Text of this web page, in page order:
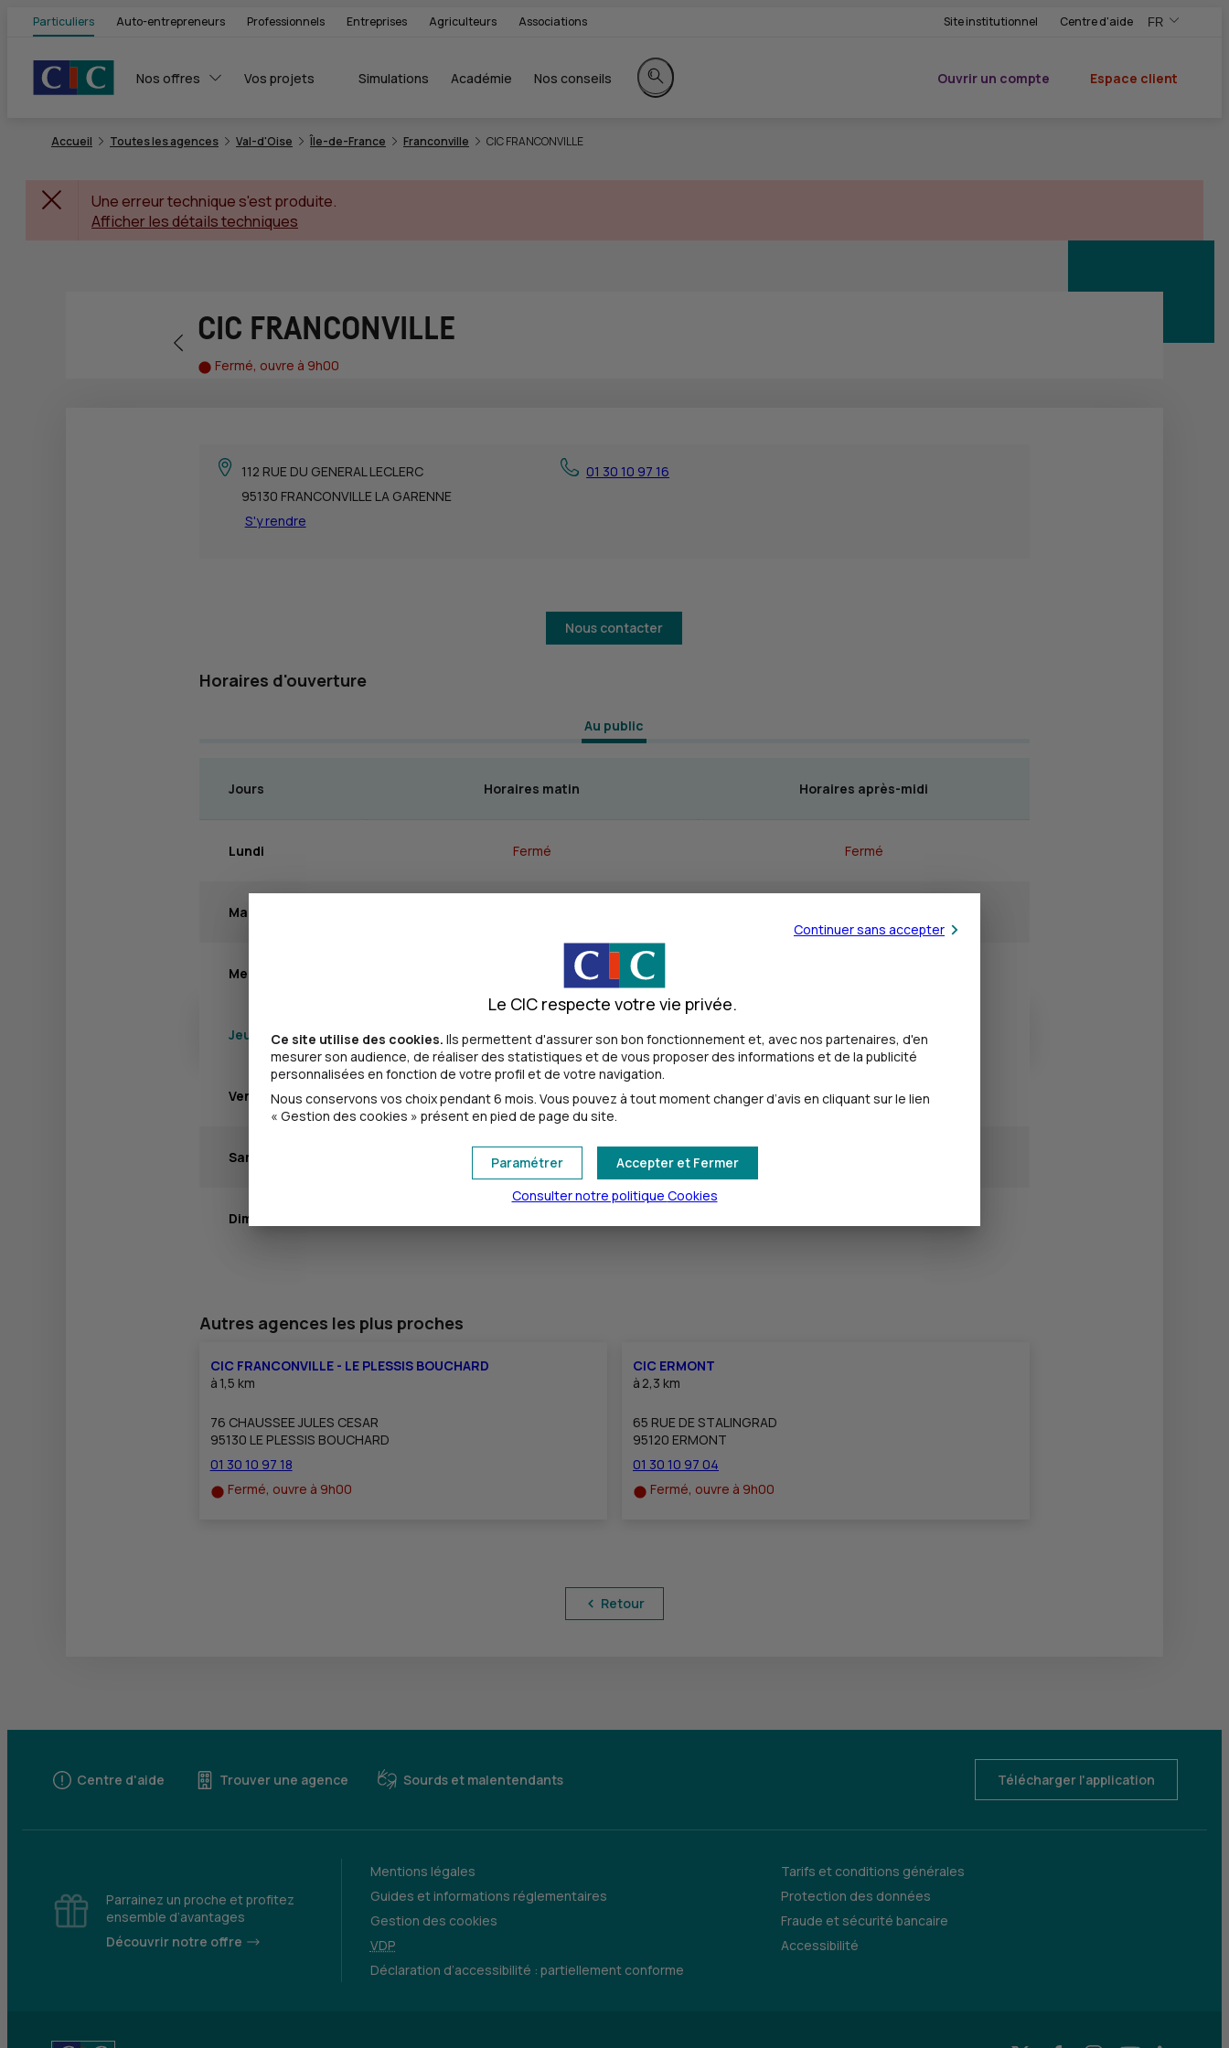
Particuliers Auto-entrepreneurs Professionnels Entreprises Agriculteurs Associations Site institutionnel Centre d'aide FR
,Version
,Changer de
Nos offres Vos projets Simulations Académie Nos conseils
Rechercher sur le site
Ouvrir un compte
Espace client
Accueil Toutes les agences Val-d'Oise Île-de-France Franconville CIC FRANCONVILLE
Une erreur technique s'est produite.
Afficher les détails techniques
Retour vers la page précédente
CIC FRANCONVILLE
Fermé, ouvre à 9h00
112 RUE DU GENERAL LECLERC
95130 FRANCONVILLE LA GARENNE
S'y rendre
01 30 10 97 16
Nous contacter
Horaires d'ouverture
Au public
Jours Horaires matin Horaires après-midi
Lundi Fermé Fermé
Mardi
Mercredi 09h00 - 13h00
Jeudi 09h00 - 13h00 15h00 - 18h00
Vendredi 09h00 - 13h00 14h00 - 18h00
Samedi 09h00 - 13h00
Dimanche
Autres agences les plus proches
CIC FRANCONVILLE - LE PLESSIS BOUCHARD
à 1,5 km
76 CHAUSSEE JULES CESAR
95130 LE PLESSIS BOUCHARD
01 30 10 97 18
Fermé, ouvre à 9h00
CIC ERMONT
à 2,3 km
65 RUE DE STALINGRAD
95120 ERMONT
01 30 10 97 04
Fermé, ouvre à 9h00
Retour
Centre d'aide Trouver une agence Sourds et malentendants Télécharger l'application
Parrainez un proche et profitez
ensemble d’avantages
Découvrir notre offre
Mentions légales
Tarifs et conditions générales
Guides et informations réglementaires
Protection des données
Gestion des cookies
Fraude et sécurité bancaire
VDP
Accessibilité
Déclaration d’accessibilité : partiellement conforme
Continuer sans accepter
Le CIC respecte votre vie privée.
Ce site utilise des cookies. Ils permettent d'assurer son bon fonctionnement et, avec nos partenaires, d'en
mesurer son audience, de réaliser des statistiques et de vous proposer des informations et de la publicité
personnalisées en fonction de votre profil et de votre navigation.
Nous conservons vos choix pendant 6 mois. Vous pouvez à tout moment changer d’avis en cliquant sur le lien
« Gestion des cookies » présent en pied de page du site.
Accepter et Fermer
Paramétrer
Consulter notre politique Cookies